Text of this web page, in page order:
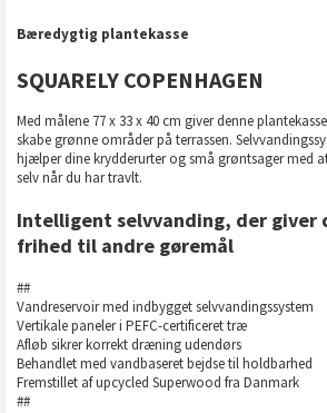
Bæredygtig plantekasse
SQUARELY COPENHAGEN
Med målene 77 x 33 x 40 cm giver denne
skabe grønne områder på terrassen.
hjælper dine krydderurter og små grøntsager med
selv når du har travlt.
Intelligent selvvanding, der giver
frihed til andre gøremål
##
Vandreservoir med indbygget selvvandingssystem
Vertikale paneler i PEFC-certificeret træ
Afløb sikrer korrekt dræning udendørs
Behandlet med vandbaseret bejdse til holdbarhed
Fremstillet af upcycled Superwood fra Danmark
##